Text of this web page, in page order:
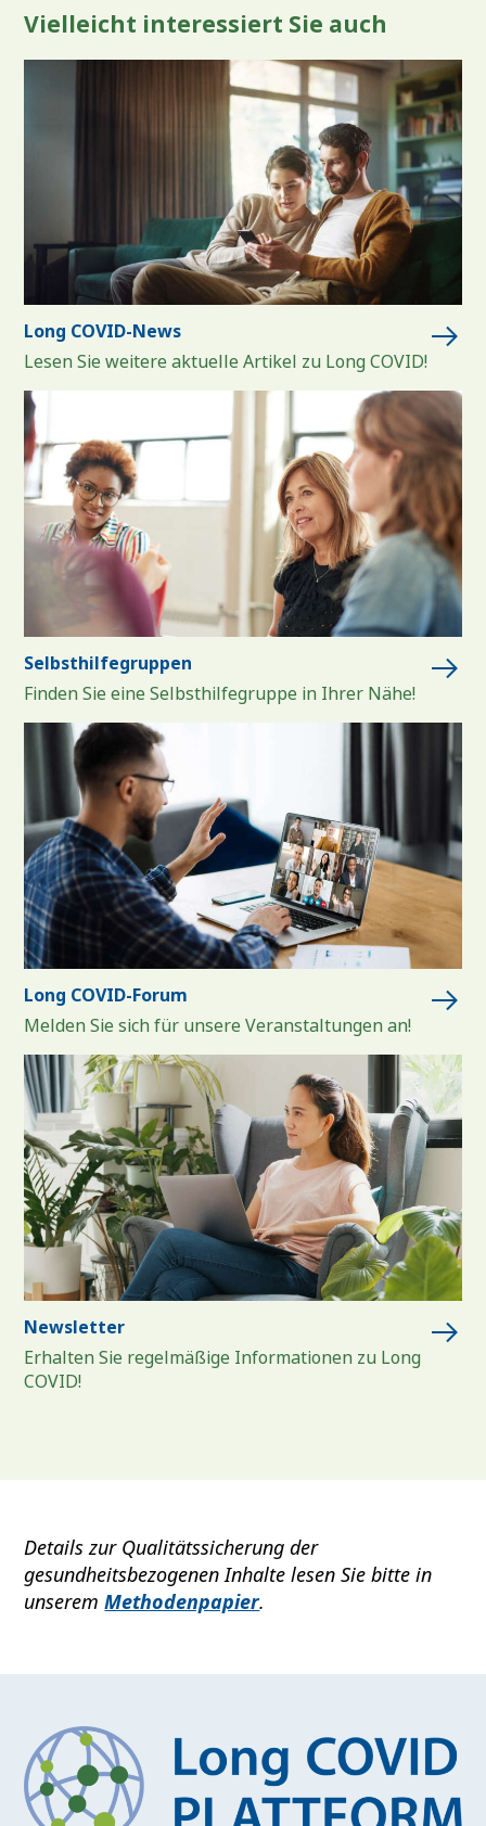
Vielleicht interessiert Sie auch
Long COVID-News
Lesen Sie weitere aktuelle Artikel zu Long COVID!
Selbsthilfegruppen
Finden Sie eine Selbsthilfegruppe in Ihrer Nähe!
Long COVID-Forum
Melden Sie sich für unsere Veranstaltungen an!
Newsletter
Erhalten Sie regelmäßige Informationen zu Long
COVID!
Details zur Qualitätssicherung der
gesundheitsbezogenen Inhalte lesen Sie bitte in
unseremMethodenpapier.